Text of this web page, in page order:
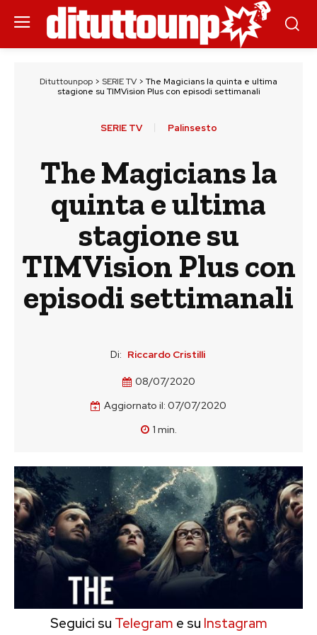
Dituttounpop > SERIE TV > The Magicians la quinta e ultima
stagione su TIMVision Plus con episodi settimanali
SERIE TV Palinsesto
The Magicians la
quinta e ultima
stagione su
TIMVision Plus con
episodi settimanali
Di: Riccardo Cristilli
08/07/2020
Aggiornato il: 07/07/2020
1 min.
Seguici su Telegram e su Instagram